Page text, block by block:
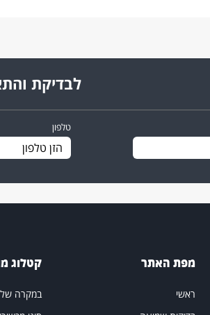
לבדיקת
טלפון
מפת האתר
ראשי
קטלוג
במקרה